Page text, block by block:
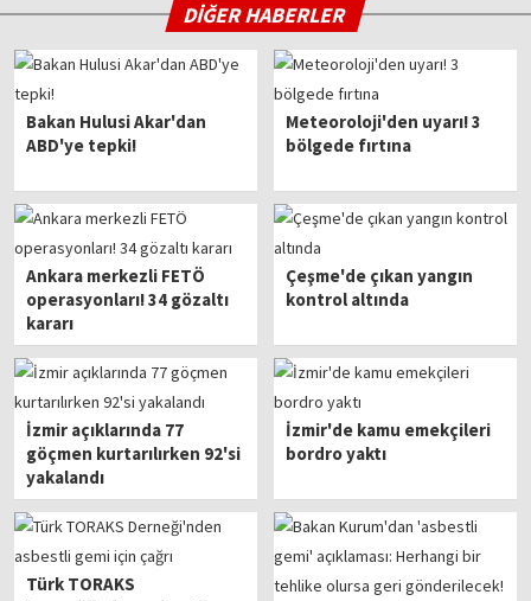
DİĞER HABERLER
Bakan Hulusi Akar'dan
ABD'ye tepki!
Meteoroloji'den uyarı! 3
bölgede fırtına
Ankara merkezli FETÖ
operasyonları! 34 gözaltı
kararı
Çeşme'de çıkan yangın
kontrol altında
İzmir açıklarında 77
göçmen kurtarılırken 92'si
yakalandı
İzmir'de kamu emekçileri
bordro yaktı
Türk TORAKS